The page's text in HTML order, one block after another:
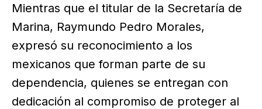
Mientras que el titular de la Secretaría de
Marina, Raymundo Pedro Morales,
expresó su reconocimiento a los
mexicanos que forman parte de su
dependencia, quienes se entregan con
dedicación al compromiso de proteger al